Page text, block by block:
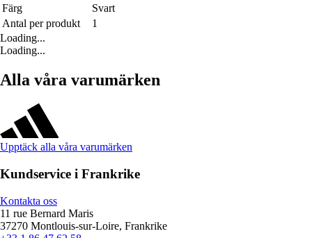
Färg
Svart
Antal per produkt
1
Loading...
Loading...
Alla våra varumärken
Upptäck alla våra varumärken
Kundservice i Frankrike
Kontakta oss
11 rue Bernard Maris
37270 Montlouis-sur-Loire, Frankrike